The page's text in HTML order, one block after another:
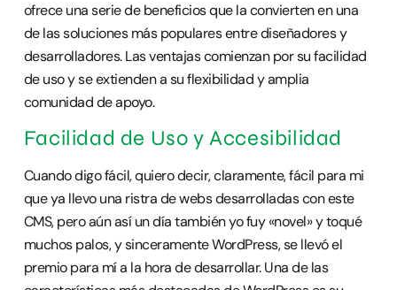
ofrece una serie de beneficios que la convierten en una
de las soluciones más populares entre diseñadores y
desarrolladores. Las ventajas comienzan por su facilidad
de uso y se extienden a su flexibilidad y amplia
comunidad de apoyo.
Facilidad de Uso y Accesibilidad
Cuando digo fácil, quiero decir, claramente, fácil para mi
que ya llevo una ristra de webs desarrolladas con este
CMS, pero aún así un día también yo fuy «novel» y toqué
muchos palos, y sinceramente WordPress, se llevó el
premio para mí a la hora de desarrollar. Una de las